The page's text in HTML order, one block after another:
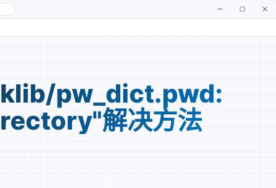
pw_dict.pwd:
解决方法